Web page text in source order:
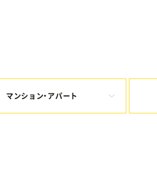
マンション・アパート